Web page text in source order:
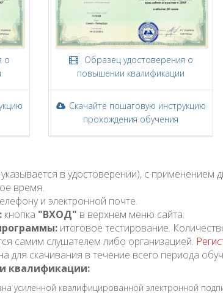
о
Образец удостоверения о
повышении квалификации
Скачайте пошаговую инструкцию
прохождения обучения
в удостоверении), с применением
время.
и электронной почте.
кнопка "ВХОД" в верхнем меню сайта.
итоговое тестирование.
самим слушателем либо организацией.
для скачивания в течение всего периода
квалификации:
усиленной квалифицированной электронной